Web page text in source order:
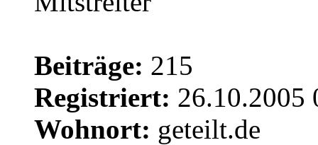
Beiträge: 215
Registriert: 26.10.2005
Wohnort: geteilt.de